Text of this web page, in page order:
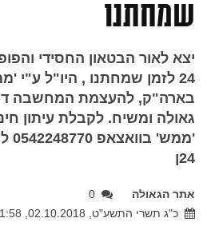
שמחתנו
יצא לאור הבטאון החסידי
24 לזמן שמחתנו , היו"ל
בארה"ק, להעצמת המחשבה
גאולה ומשיח. לקבלת עיתון
24ן
אתר הגאולה
0
כ"ג תשרי התשע"ט, 02.10.2018, 11:58